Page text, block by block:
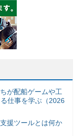
が配船ゲームや工
仕事を学ぶ（2026
援ツールとは何か